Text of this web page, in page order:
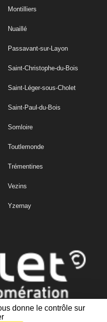
donne le contrôle sur
Montilliers
Nuaillé
Passavant-sur-Layon
Saint-Christophe-du-Bois
Saint-Léger-sous-Cholet
Saint-Paul-du-Bois
Somloire
Toutlemonde
Trémentines
Vezins
Yzernay